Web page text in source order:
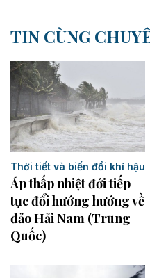
TIN CÙNG
Thời tiết và biến đổi khí hậu
Áp thấp nhiệt đới tiếp
tục đổi hướng hướng về
đảo Hải Nam (Trung
Quốc)